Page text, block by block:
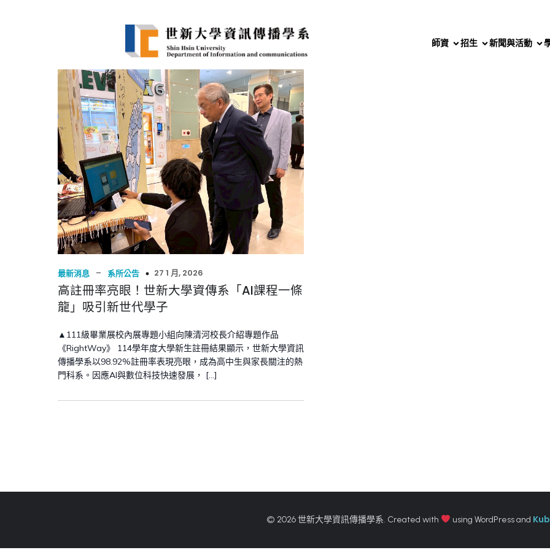
師資 招生 新聞與活動
最新消息 – 系所公告 27 1 月, 2026
高註冊率亮眼！世新大學資傳系「AI課程一條
龍」吸引新世代學子
▲111級畢業展校內展專題小組向陳清河校長介紹專題作品
《RightWay》 114學年度大學新生註冊結果顯示，世新大學資訊
傳播學系以98.92%註冊率表現亮眼，成為高中生與家長關注的熱
門科系。因應AI與數位科技快速發展， […]
© 2026 世新大學資訊傳播學系. Created with using WordPress and